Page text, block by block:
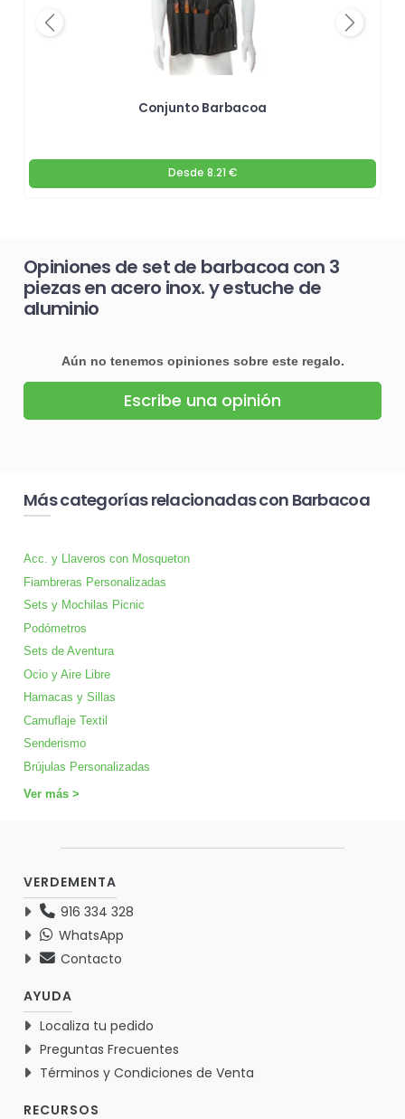
Conjunto Barbacoa
Desde 8.21 €
Previous Next
Opiniones de set de barbacoa con 3
piezas en acero inox. y estuche de
aluminio
Aún no tenemos opiniones sobre este regalo.
Escribe una opinión
Más categorías relacionadas con Barbacoa
Acc. y Llaveros con Mosqueton
Fiambreras Personalizadas
Sets y Mochilas Picnic
Podómetros
Sets de Aventura
Ocio y Aire Libre
Hamacas y Sillas
Camuflaje Textil
Senderismo
Brújulas Personalizadas
Ver más >
VERDEMENTA
916 334 328
WhatsApp
Contacto
AYUDA
Localiza tu pedido
Preguntas Frecuentes
Términos y Condiciones de Venta
RECURSOS